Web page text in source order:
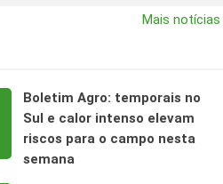
Mais notícias
Boletim Agro: temporais no
Sul e calor intenso elevam
riscos para o campo nesta
semana